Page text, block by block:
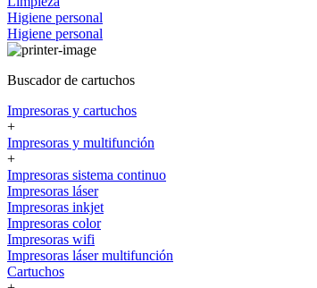
Higiene personal
Higiene personal
Buscador de cartuchos
Impresoras y cartuchos
+
Impresoras y multifunción
+
Impresoras sistema continuo
Impresoras láser
Impresoras inkjet
Impresoras color
Impresoras wifi
Impresoras láser multifunción
Cartuchos